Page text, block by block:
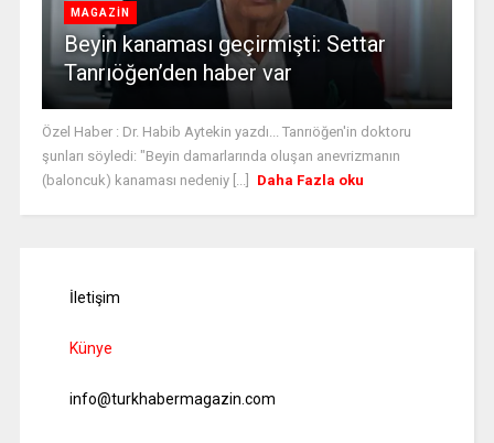
MAGAZİN
Beyin kanaması geçirmişti: Settar
Tanrıöğen’den haber var
Özel Haber : Dr. Habib Aytekin yazdı... Tanrıöğen'in doktoru
şunları söyledi: "Beyin damarlarında oluşan anevrizmanın
(baloncuk) kanaması nedeniy [...]
Daha Fazla oku
İletişim
Künye
info@turkhabermagazin.com